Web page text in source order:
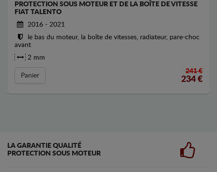
PROTECTION SOUS MOTEUR ET DE LA BOÎTE DE VITESSE
FIAT TALENTO
2016 - 2021
le bas du moteur, la boîte de vitesses, radiateur, pare-choc
avant
2 mm
Panier
241 €
234 €
LA GARANTIE QUALITÉ
PROTECTION SOUS MOTEUR